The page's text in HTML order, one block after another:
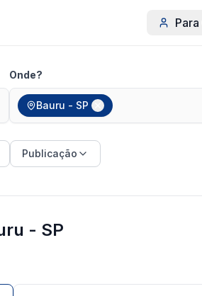
Onde?
Bauru - SP
Publicação
- SP